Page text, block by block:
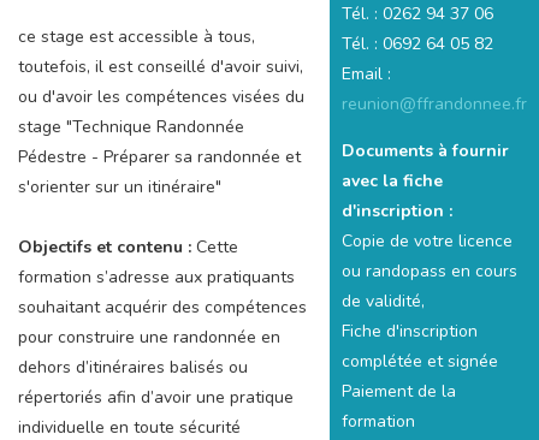
ce stage est accessible à tous,
toutefois, il est conseillé d'avoir suivi,
ou d'avoir les compétences visées du
stage "Technique Randonnée
Pédestre - Préparer sa randonnée et
s'orienter sur un itinéraire"
Objectifs et contenu : Cette
formation s’adresse aux pratiquants
souhaitant acquérir des compétences
pour construire une randonnée en
dehors d’itinéraires balisés ou
répertoriés afin d’avoir une pratique
individuelle en toute sécurité
Tél. : 0262 94 37 06
Tél. : 0692 64 05 82
Email :
reunion@ffrandonnee.fr
Documents à fournir
avec la fiche
d'inscription :
Copie de votre licence
ou randopass en cours
de validité,
Fiche d'inscription
complétée et signée
Paiement de la
formation